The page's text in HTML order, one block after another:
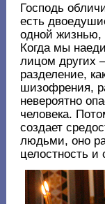
Господь
есть
одной жизнью,
Когда мы
лицом других
разделение,
шизофрения,
невероятно
человека.
создает
людьми, оно
целостность